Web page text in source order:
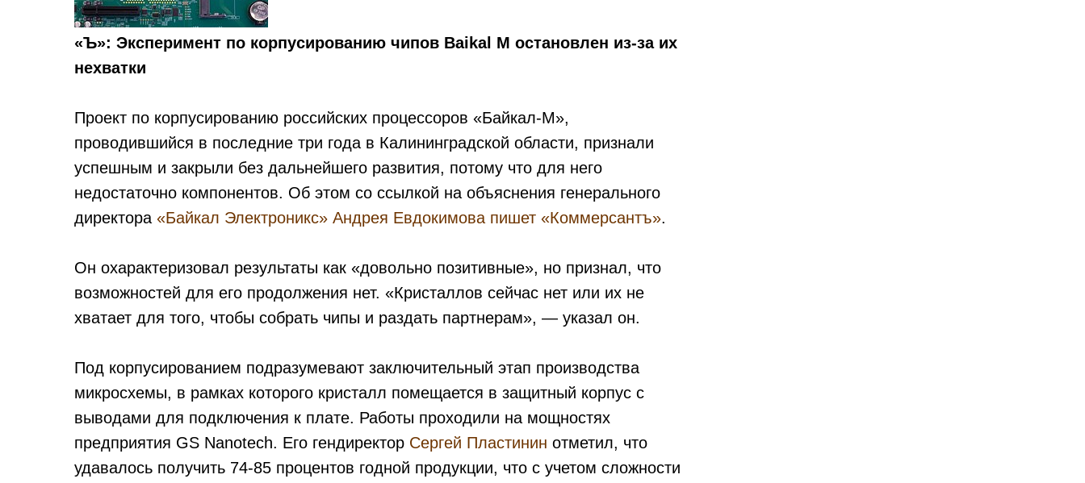
«Ъ»: Эксперимент по корпусированию чипов Baikal M остановлен из-за их
нехватки
Проект по корпусированию российских процессоров «Байкал-М»,
проводившийся в последние три года в Калининградской области, признали
успешным и закрыли без дальнейшего развития, потому что для него
недостаточно компонентов. Об этом со ссылкой на объяснения генерального
директора «Байкал Электроникс» Андрея Евдокимова пишет «Коммерсантъ».
Он охарактеризовал результаты как «довольно позитивные», но признал, что
возможностей для его продолжения нет. «Кристаллов сейчас нет или их не
хватает для того, чтобы собрать чипы и раздать партнерам», — указал он.
Под корпусированием подразумевают заключительный этап производства
микросхемы, в рамках которого кристалл помещается в защитный корпус с
выводами для подключения к плате. Работы проходили на мощностях
предприятия GS Nanotech. Его гендиректор Сергей Пластинин отметил, что
удавалось получить 74-85 процентов годной продукции, что с учетом сложности